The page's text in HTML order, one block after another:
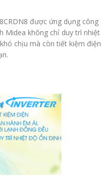
được ứng dụng công
Midea không chỉ duy trì nhiệt
chịu mà còn tiết kiệm điện